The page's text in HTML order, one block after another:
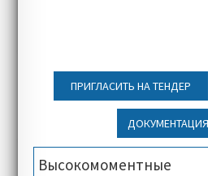
ПРИГЛАСИТЬ НА ТЕНДЕР
ДОКУМЕНТАЦИЯ